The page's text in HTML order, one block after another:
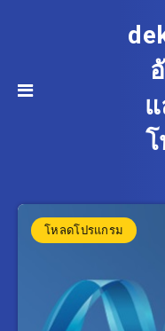
โหลดโปรแกรม